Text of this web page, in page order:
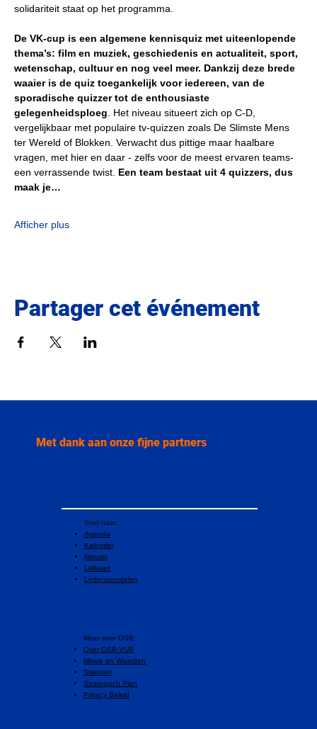
solidariteit staat op het programma.
De VK-cup is een algemene kennisquiz met uiteenlopende
thema’s: film en muziek, geschiedenis en actualiteit, sport,
wetenschap, cultuur en nog veel meer. Dankzij deze brede
waaier is de quiz toegankelijk voor iedereen, van de
sporadische quizzer tot de enthousiaste
gelegenheidsploeg . Het niveau situeert zich op C-D,
vergelijkbaar met populaire tv-quizzen zoals De Slimste Mens
ter Wereld of Blokken. Verwacht dus pittige maar haalbare
vragen, met hier en daar - zelfs voor de meest ervaren teams-
een verrassende twist. Een team bestaat uit 4 quizzers, dus
maak je…
Afficher plus
Partager cet événement
Met dank aan onze fijne partners
Snel naar:
Agenda
Kalender
Nieuws
Lidkaart
Ledenvoordelen
​Meer over OSB:
Over OSB-VUB
Missie en Waarden
Statuten
Strategisch Plan
Privacy Beleid